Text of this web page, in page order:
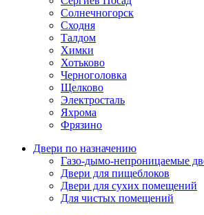
Солнечногорск
Сходня
Талдом
Химки
Хотьково
Черноголовка
Щелково
Электросталь
Яхрома
Фрязино
Двери по назначению
Газо-дымо-непроницаемые
Двери для пищеблоков
Двери для сухих помещений
Для чистых помещений